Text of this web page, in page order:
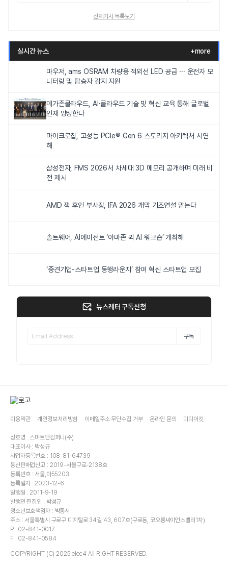
전체기사 목록보기
실시간 뉴스 +more
마우저, ams OSRAM 차량용 적외선 LED 공급 ··· 운전자 모
니터링 및 탑승자 감지 지원
메가존클라우드, AI·클라우드 기술 및 혁신 교육 통해 글로벌
인재 양성한다
마이크로칩, 고성능 PCIe® Gen 6 스토리지 아키텍처 시연
해
삼성전자, FMS 2026서 차세대 3D 메모리 공개하며 미래 비
전 제시
AMD 잭 후인 부사장, IFA 2026 개막 기조연설 맡는다
솔트웨어, AI에이전트 ‘아마존 퀵 AI 워크숍’ 개최해
‘중견기업-스타트업 동행라운지’ 참여 혁신 스타트업 모집
뉴스레터 구독신청
구독
이용약관 개인정보처리방침 이메일주소 무단수집 거부 온라인 문의 미디어킷
상호명 : 스마트앤컴퍼니(주)
대표이사 : 박성규
사업자등록번호 : 108-81-64739
통신판매업신고 : 2019-서울구로-2138호
등록번호 : 서울,아55203
등록일자 : 2023-12-6
발행일 : 2011-9-19
발행인·편집인 : 박성규
청소년보호책임자 : 박종서
주소 : 서울특별시 구로구 디지털로 34길 43, 607호(구로동, 코오롱싸이언스밸리1차)
P : 02-841-0017
F : 02-841-0584
COPYRIGHT (C) 2025 elec4 All RIGHT RESERVED.